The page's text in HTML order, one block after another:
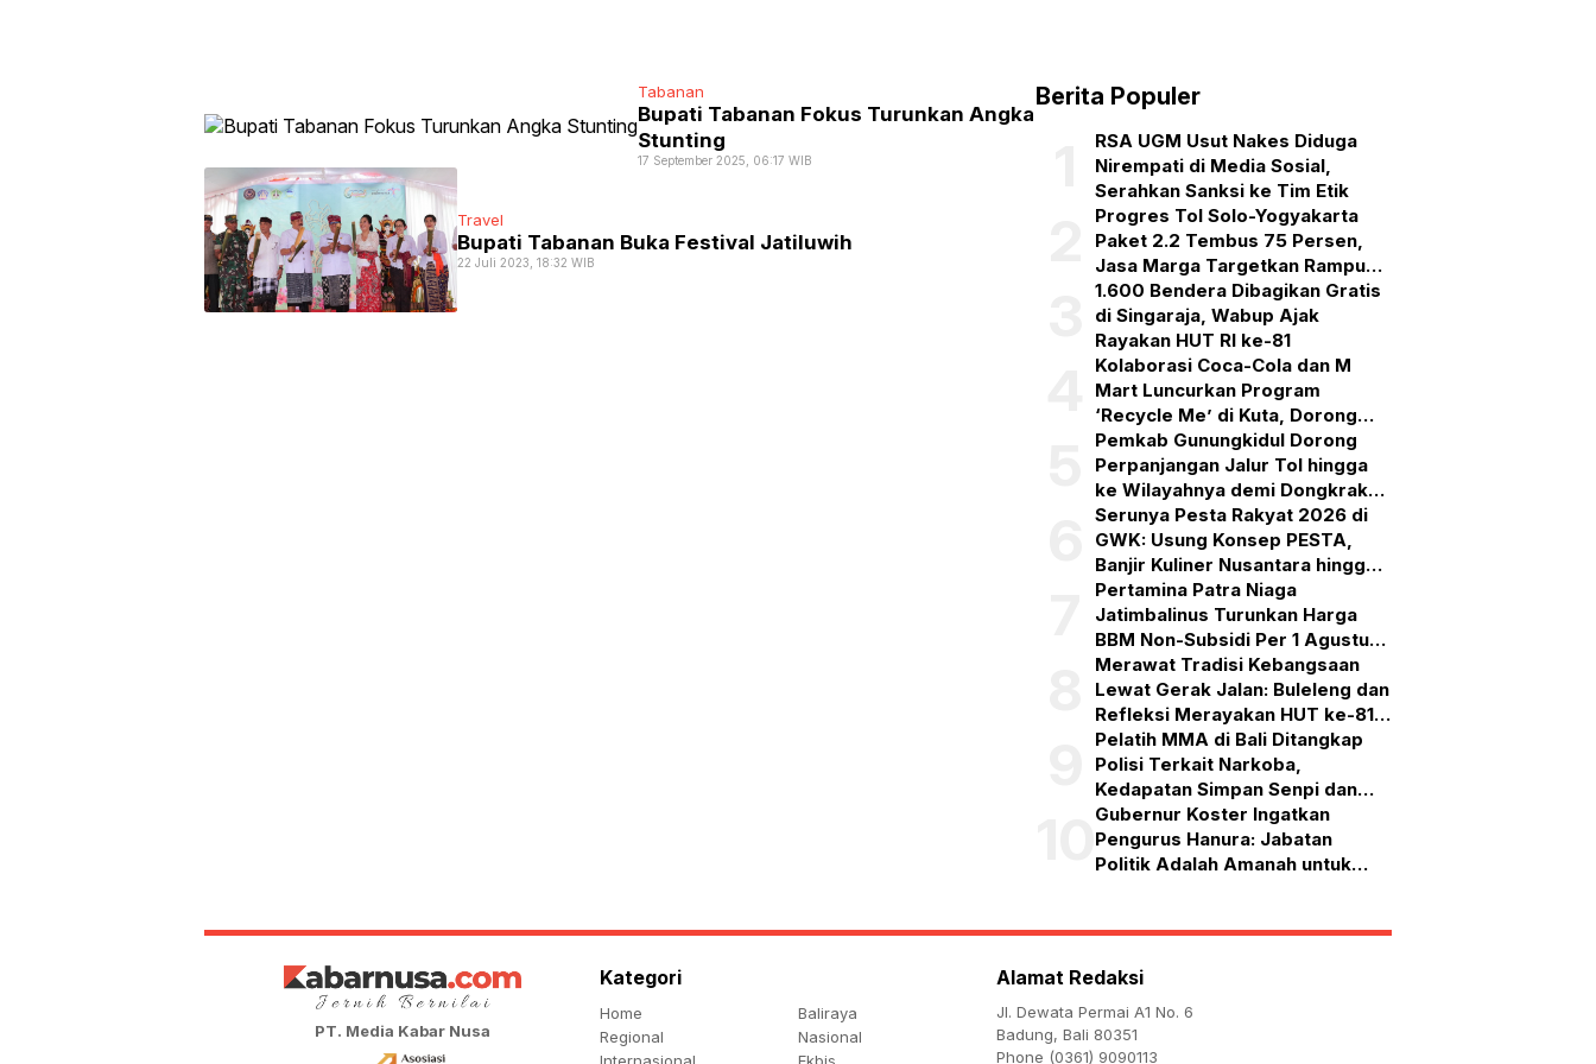
Tabanan
Bupati Tabanan Fokus Turunkan Angka
Stunting
17 September 2025, 06:17 WIB
Travel
Bupati Tabanan Buka Festival Jatiluwih
22 Juli 2023, 18:32 WIB
Berita Populer
RSA UGM Usut Nakes Diduga
Nirempati di Media Sosial,
Serahkan Sanksi ke Tim Etik
Progres Tol Solo-Yogyakarta
Paket 2.2 Tembus 75 Persen,
Jasa Marga Targetkan Rampung
September 2026
1.600 Bendera Dibagikan Gratis
di Singaraja, Wabup Ajak
Rayakan HUT RI ke-81
Kolaborasi Coca-Cola dan M
Mart Luncurkan Program
‘Recycle Me’ di Kuta, Dorong
Ekosistem Daur Ulang Kemasan
Plastik
Pemkab Gunungkidul Dorong
Perpanjangan Jalur Tol hingga
ke Wilayahnya demi Dongkrak
Ekonomi dan Pariwisata
Serunya Pesta Rakyat 2026 di
GWK: Usung Konsep PESTA,
Banjir Kuliner Nusantara hingga
Pesta Kembang Api
Pertamina Patra Niaga
Jatimbalinus Turunkan Harga
BBM Non-Subsidi Per 1 Agustus
2026
Merawat Tradisi Kebangsaan
Lewat Gerak Jalan: Buleleng dan
Refleksi Merayakan HUT ke-81
RI
Pelatih MMA di Bali Ditangkap
Polisi Terkait Narkoba,
Kedapatan Simpan Senpi dan
Puluhan Amunisi
Gubernur Koster Ingatkan
Pengurus Hanura: Jabatan
Politik Adalah Amanah untuk
PT. Media Kabar Nusa
Kategori
Home
Baliraya
Regional
Nasional
Alamat Redaksi
Jl. Dewata Permai A1 No. 6
Badung, Bali 80351
Phone (0361) 9090113